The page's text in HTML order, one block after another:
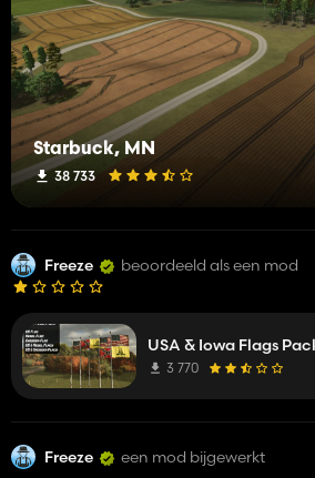
Starbuck, MN
38 733
Freeze beoordeeld als een mod
USA & Iowa Flags
3 770
Freeze een mod bijgewerkt